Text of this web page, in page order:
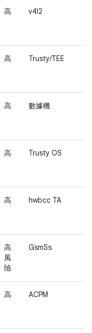
高 v4l2
高 Trusty/TEE
高 數據機
高 Trusty OS
高 hwbcc TA
高
風
險
GsmSs
高 ACPM